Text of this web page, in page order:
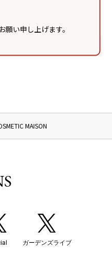
い申し上げます。
MAISON
ガーデンズライブ